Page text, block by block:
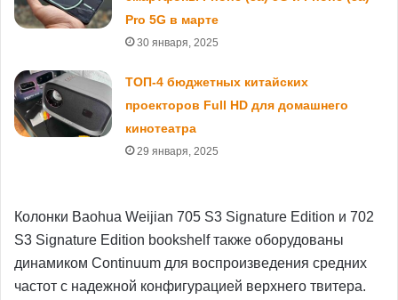
Pro 5G в марте
30 января, 2025
ТОП-4 бюджетных китайских
проекторов Full HD для домашнего
кинотеатра
29 января, 2025
Колонки Baohua Weijian 705 S3 Signature Edition и 702
S3 Signature Edition bookshelf также оборудованы
динамиком Continuum для воспроизведения средних
частот с надежной конфигурацией верхнего твитера.